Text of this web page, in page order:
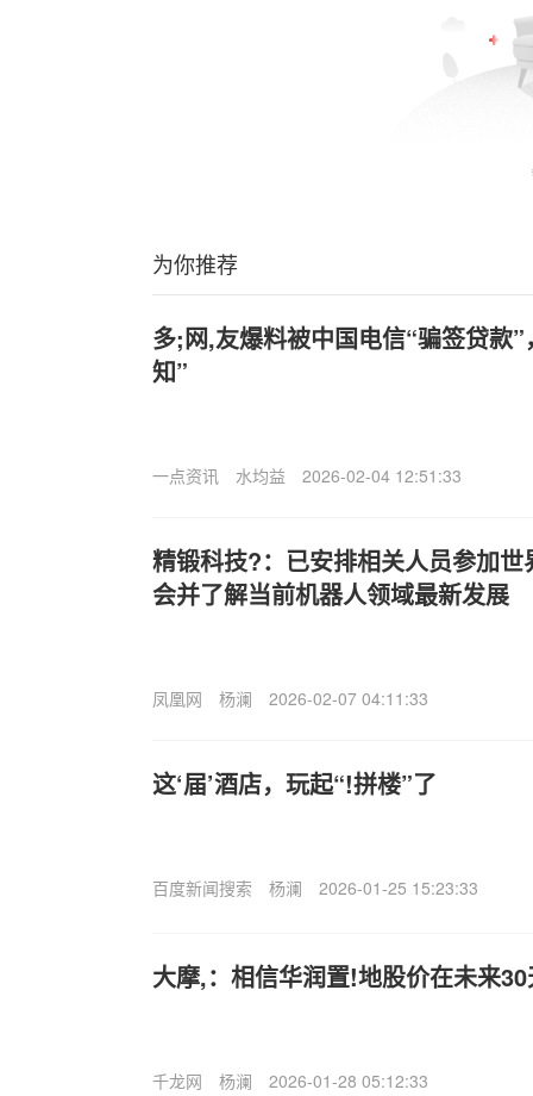
为你推荐
多;网,友爆料被中国电信“骗签贷款
知”
一点资讯 水均益 2026-02-04 12:51:33
精锻科技?：已安排相关人员参加
会并了解当前机器人领域最新发展
凤凰网 杨澜 2026-02-07 04:11:33
这‘届’酒店，玩起“!拼楼”了
百度新闻搜索 杨澜 2026-01-25 15:23:33
大摩,：相信华润置!地股价在未来
千龙网 杨澜 2026-01-28 05:12:33